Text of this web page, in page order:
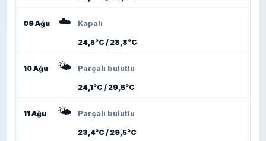
09 Ağu ☁️ Kapalı
24,5°C / 28,8°C
10 Ağu 🌤️ Parçalı bulutlu
24,1°C / 29,5°C
11 Ağu 🌤️ Parçalı bulutlu
23,4°C / 29,5°C